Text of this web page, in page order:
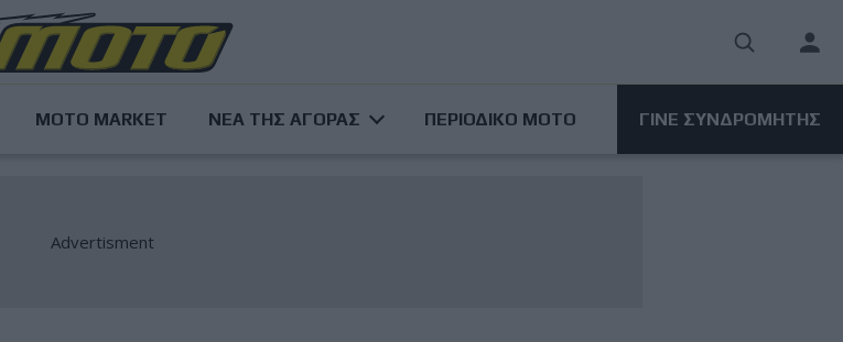
User
MOTO MARKET ΝΕΑ ΤΗΣ ΑΓΟΡΑΣ ΠΕΡΙΟΔΙΚΟ ΜΟΤΟ ΓΙΝΕ ΣΥΝΔΡΟΜΗΤΗΣ